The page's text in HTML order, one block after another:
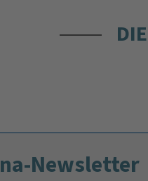
Newsletter